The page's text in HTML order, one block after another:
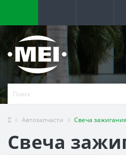
Автозапчасти Свеча зажигания
Свеча